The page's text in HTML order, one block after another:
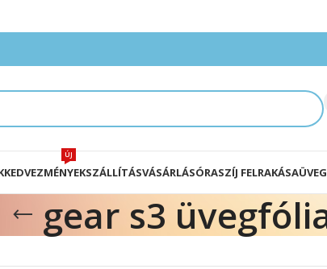
KEDVEZMÉNYEK
ÚJ
SZÁLLÍTÁSVÁSÁRLÁSÓRASZÍJ FELRAKÁSA
gear s3